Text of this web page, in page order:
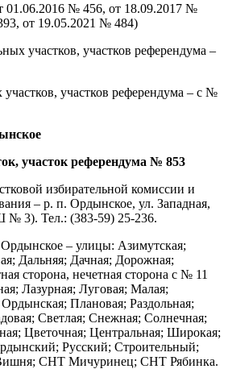
01.06.2016 № 456, от 18.09.2017 №
от 19.05.2021 № 484)
участков, участков референдума –
участков референдума – с №
участок референдума № 853
избирательной комиссии и
– р. п. Ордынское, ул. Западная,
3). Тел.: (383-59) 25-236.
– улицы: Азимутская;
Дальняя; Дачная; Дорожная;
сторона, нечетная сторона с № 11
Лазурная; Луговая; Малая;
Плановая; Раздольная;
Светлая; Снежная; Солнечная;
Цветочная; Центральная; Широкая;
Русский; Строительный;
СНТ Мичуринец; СНТ Рябинка.